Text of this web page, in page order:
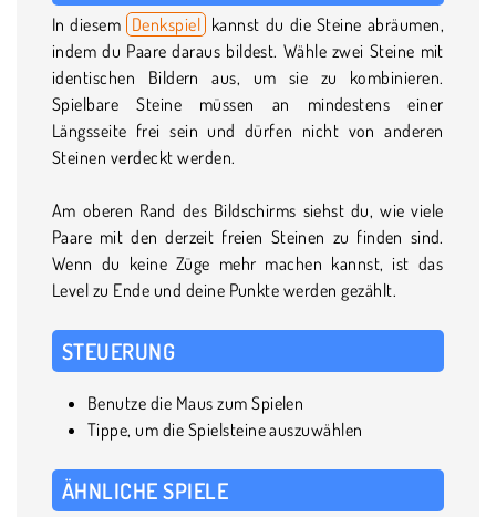
In diesem Denkspiel kannst du die Steine abräumen,
indem du Paare daraus bildest. Wähle zwei Steine mit
identischen Bildern aus, um sie zu kombinieren.
Spielbare Steine müssen an mindestens einer
Längsseite frei sein und dürfen nicht von anderen
Steinen verdeckt werden.
Am oberen Rand des Bildschirms siehst du, wie viele
Paare mit den derzeit freien Steinen zu finden sind.
Wenn du keine Züge mehr machen kannst, ist das
Level zu Ende und deine Punkte werden gezählt.
STEUERUNG
Benutze die Maus zum Spielen
Tippe, um die Spielsteine auszuwählen
ÄHNLICHE SPIELE